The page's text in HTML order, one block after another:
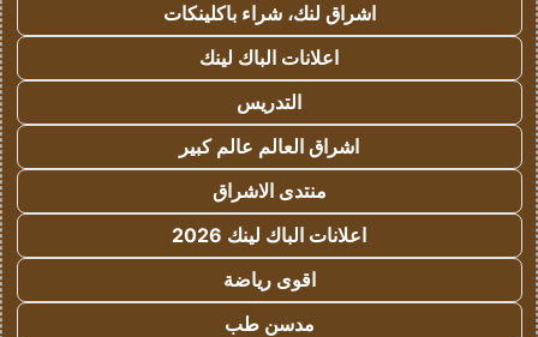
اشراق لنك، شراء باكلينكات
اعلانات الباك لينك
التدريس
اشراق العالم عالم كبير
منتدى الاشراق
اعلانات الباك لينك 2026
اقوى رياضة
مدسن طب